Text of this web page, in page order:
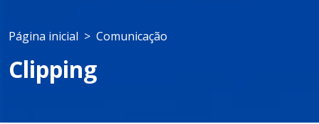
Página inicial Comunicação
Clipping